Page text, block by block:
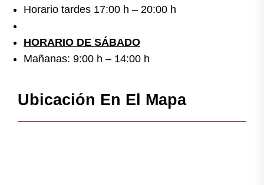
Horario tardes 17:00 h – 20:00 h
HORARIO DE SÁBADO
Mañanas: 9:00 h – 14:00 h
Ubicación En El Mapa